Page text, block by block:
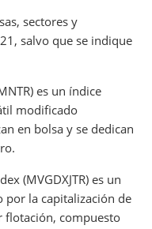
sectores y
salvo que se indique
es un índice
modificado
en bolsa y se dedican
(MVGDXJTR) es un
por la capitalización de
flotación, compuesto